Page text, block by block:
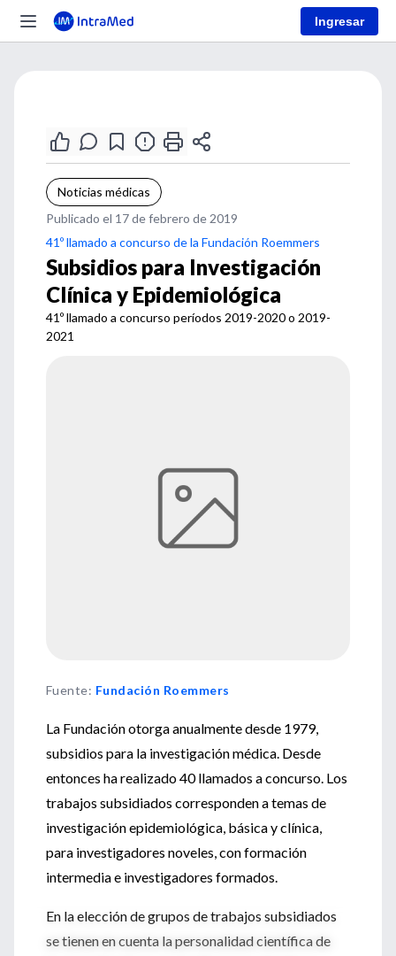
Ingresar
Noticias médicas
Publicado el 17 de febrero de 2019
41º llamado a concurso de la Fundación Roemmers
Subsidios para Investigación
Clínica y Epidemiológica
41º llamado a concurso períodos 2019-2020 o 2019-
2021
Fuente: Fundación Roemmers
La Fundación otorga anualmente desde 1979,
subsidios para la investigación médica. Desde
entonces ha realizado 40 llamados a concurso. Los
trabajos subsidiados corresponden a temas de
investigación epidemiológica, básica y clínica,
para investigadores noveles, con formación
intermedia e investigadores formados.
En la elección de grupos de trabajos subsidiados
se tienen en cuenta la personalidad científica de